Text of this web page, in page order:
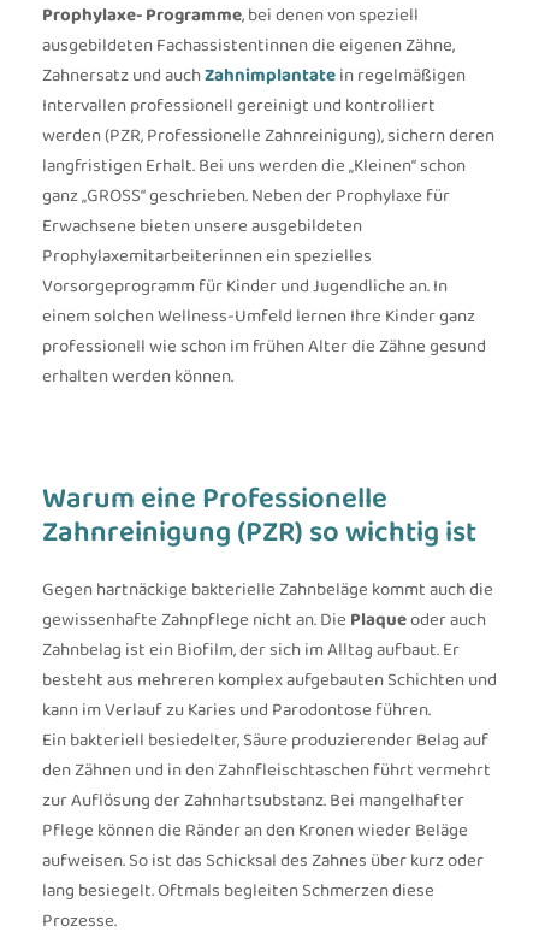
Prophylaxe- Programme, bei denen von speziell
ausgebildeten Fach­assistentinnen die eigenen Zähne,
Zahnersatz und auchZahnimplantatein regelmäßigen
Intervallen professionell gereinigt und kontrolliert
werden (PZR, Professionelle Zahnreinigung), sichern deren
langfristigen Erhalt. Bei uns werden die „Kleinen“ schon
ganz „GROSS“ geschrieben. Neben der Prophylaxe für
Erwachsene bieten unsere ausgebildeten
Prophylaxemitarbeiterinnen ein spezielles
Vorsorgeprogramm für Kinder und Jugendliche an. In
einem solchen Wellness-Umfeld lernen Ihre Kinder ganz
professionell wie schon im frühen Alter die Zähne gesund
erhalten werden können.
Warum eine Professionelle
Zahnreinigung (PZR) so wichtig ist
Gegen hartnäckige bakterielle Zahnbeläge kommt auch die
gewissenhafte Zahnpflege nicht an. Die Plaqueoder auch
Zahnbelag ist ein Biofilm, der sich im Alltag aufbaut. Er
besteht aus mehreren komplex aufgebauten Schichten und
kann im Verlauf zu Karies und Parodontose führen.
Ein bakteriell besiedelter, Säure produzierender Belag auf
den Zähnen und in den Zahnfleischtaschen führt vermehrt
zur Auflösung der Zahnhartsubstanz. Bei mangelhafter
Pflege können die Ränder an den Kronen wieder Beläge
aufweisen. So ist das Schicksal des Zahnes über kurz oder
lang besiegelt. Oftmals begleiten Schmerzen diese
Prozesse.